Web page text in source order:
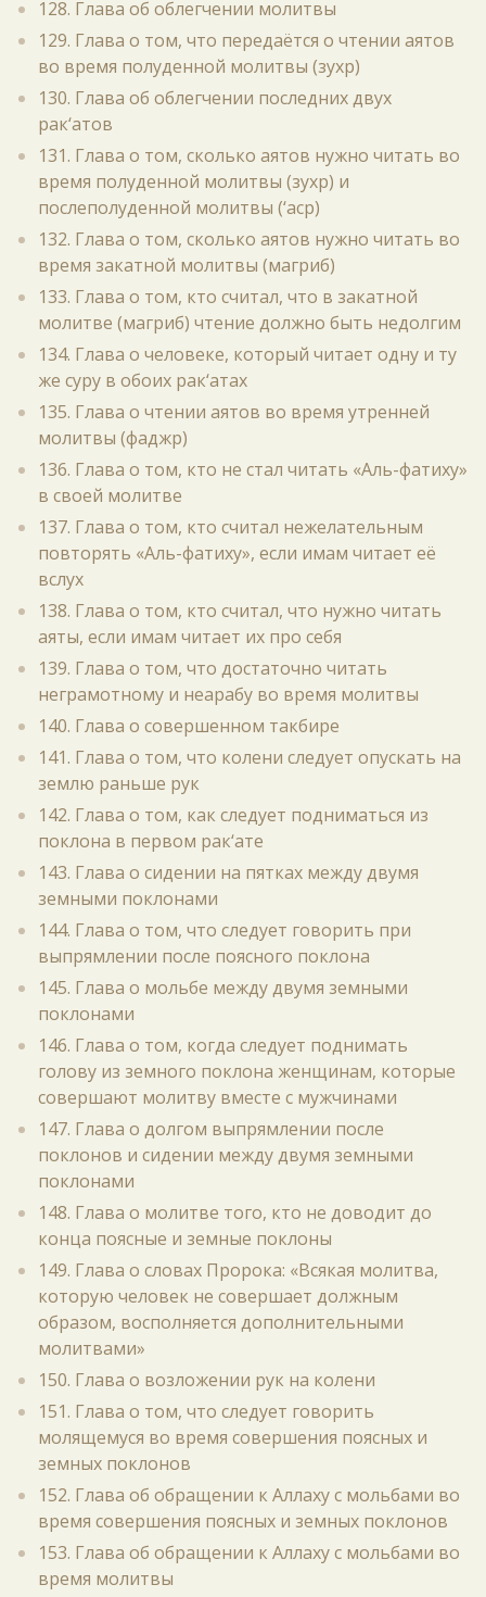
128. Глава об облегчении молитвы
129. Глава о том, что передаётся о чтении аятов
во время полуденной молитвы (зухр)
130. Глава об облегчении последних двух
рак‘атов
131. Глава о том, сколько аятов нужно читать во
время полуденной молитвы (зухр) и
послеполуденной молитвы (‘аср)
132. Глава о том, сколько аятов нужно читать во
время закатной молитвы (магриб)
133. Глава о том, кто считал, что в закатной
молитве (магриб) чтение должно быть недолгим
134. Глава о человеке, который читает одну и ту
же суру в обоих рак‘атах
135. Глава о чтении аятов во время утренней
молитвы (фаджр)
136. Глава о том, кто не стал читать «Аль-фатиху»
в своей молитве
137. Глава о том, кто считал нежелательным
повторять «Аль-фатиху», если имам читает её
вслух
138. Глава о том, кто считал, что нужно читать
аяты, если имам читает их про себя
139. Глава о том, что достаточно читать
неграмотному и неарабу во время молитвы
140. Глава о совершенном такбире
141. Глава о том, что колени следует опускать на
землю раньше рук
142. Глава о том, как следует подниматься из
поклона в первом рак‘ате
143. Глава о сидении на пятках между двумя
земными поклонами
144. Глава о том, что следует говорить при
выпрямлении после поясного поклона
145. Глава о мольбе между двумя земными
поклонами
146. Глава о том, когда следует поднимать
голову из земного поклона женщинам, которые
совершают молитву вместе с мужчинами
147. Глава о долгом выпрямлении после
поклонов и сидении между двумя земными
поклонами
148. Глава о молитве того, кто не доводит до
конца поясные и земные поклоны
149. Глава о словах Пророка: «Всякая молитва,
которую человек не совершает должным
образом, восполняется дополнительными
молитвами»
150. Глава о возложении рук на колени
151. Глава о том, что следует говорить
молящемуся во время совершения поясных и
земных поклонов
152. Глава об обращении к Аллаху с мольбами во
время совершения поясных и земных поклонов
153. Глава об обращении к Аллаху с мольбами во
время молитвы